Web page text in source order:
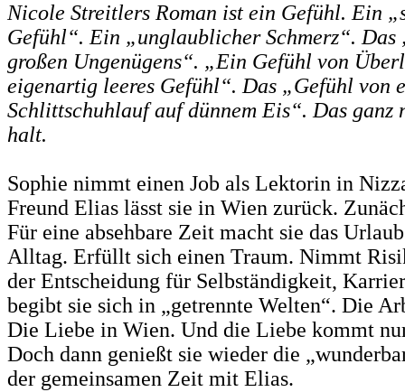
Nicole Streitlers Roman ist ein Gefühl. Ein
Gefühl“. Ein „unglaublicher Schmerz“. Das
großen Ungenügens“. „Ein Gefühl von
eigenartig leeres Gefühl“. Das „Gefühl von
Schlittschuhlauf auf dünnem Eis“. Das ganz
halt.
Sophie nimmt einen Job als Lektorin in
Freund Elias lässt sie in Wien zurück.
Für eine absehbare Zeit macht sie das
Alltag. Erfüllt sich einen Traum. Nimmt
der Entscheidung für Selbständigkeit,
begibt sie sich in „getrennte Welten“. Die
Die Liebe in Wien. Und die Liebe kommt
Doch dann genießt sie wieder die
der gemeinsamen Zeit mit Elias.